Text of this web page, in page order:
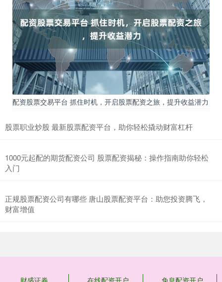
配资股票交易平台 抓住时机，开启股票配资之旅，提升收益潜力
股票职业炒股 最新股票配资平台，助你轻松撬动财富杠杆
1000元起配的期货配资公司 股票配资揭秘：操作指南助你轻松
入门
正规股票配资公司有哪些 唐山股票配资平台：助您投资腾飞，
财富增值
财盛证券 在线配资开户 免息配资开户